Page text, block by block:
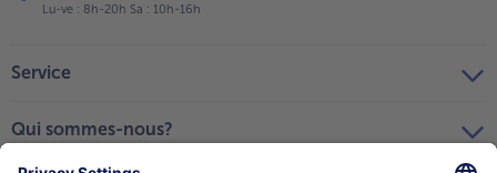
Lu-ve : 8h-20h Sa : 10h-16h
Service
Qui sommes-nous?